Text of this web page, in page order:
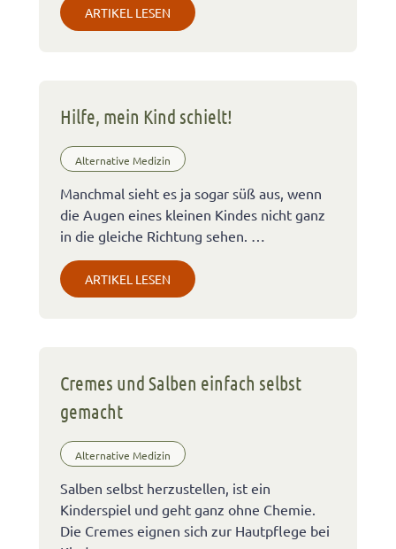
ARTIKEL LESEN
Hilfe, mein Kind schielt!
Alternative Medizin
Manchmal sieht es ja sogar süß aus, wenn
die Augen eines kleinen Kindes nicht ganz
in die gleiche Richtung sehen. …
ARTIKEL LESEN
Cremes und Salben einfach selbst
gemacht
Alternative Medizin
Salben selbst herzustellen, ist ein
Kinderspiel und geht ganz ohne Chemie.
Die Cremes eignen sich zur Hautpflege bei